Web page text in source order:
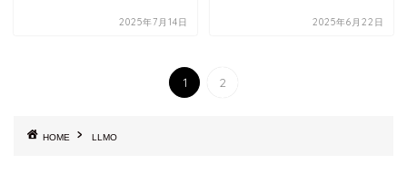
2025年7月14日 2025年6月22日
1 2
HOME LLMO